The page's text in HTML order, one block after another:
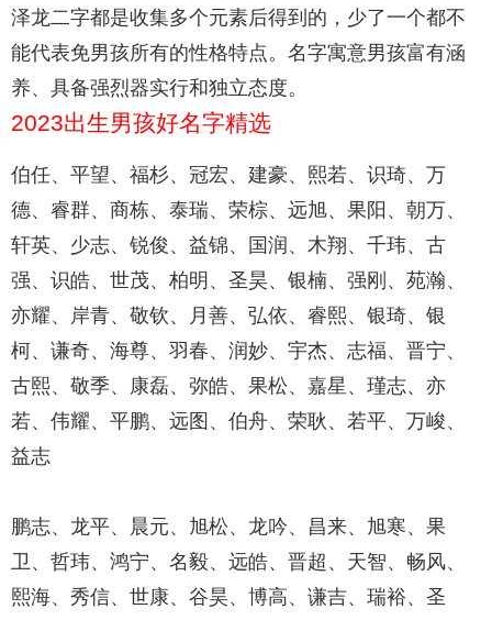
泽龙二字都是收集多个元素后得到的，少了一个都不
能代表免男孩所有的性格特点。名字寓意男孩富有涵
养、具备强烈器实行和独立态度。
2023出生男孩好名字精选
伯任、平望、福杉、冠宏、建豪、熙若、识琦、万
德、睿群、商栋、泰瑞、荣棕、远旭、果阳、朝万、
轩英、少志、锐俊、益锦、国润、木翔、千玮、古
强、识皓、世茂、柏明、圣昊、银楠、强刚、苑瀚、
亦耀、岸青、敬钦、月善、弘依、睿熙、银琦、银
柯、谦奇、海尊、羽春、润妙、宇杰、志福、晋宁、
古熙、敬季、康磊、弥皓、果松、嘉星、瑾志、亦
若、伟耀、平鹏、远图、伯舟、荣耿、若平、万峻、
益志
鹏志、龙平、晨元、旭松、龙吟、昌来、旭寒、果
卫、哲玮、鸿宁、名毅、远皓、晋超、天智、畅风、
熙海、秀信、世康、谷昊、博高、谦吉、瑞裕、圣